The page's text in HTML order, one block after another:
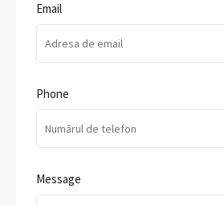
Email
Phone
Message